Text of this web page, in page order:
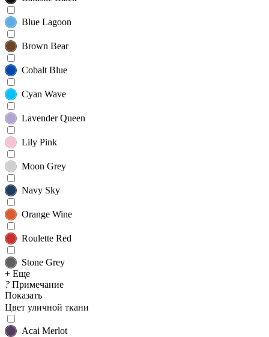
Blue Lagoon
Brown Bear
Cobalt Blue
Cyan Wave
Lavender Queen
Lily Pink
Moon Grey
Navy Sky
Orange Wine
Roulette Red
Stone Grey
+ Еще
? Примечание
Показать
Цвет уличной ткани
Acai Merlot